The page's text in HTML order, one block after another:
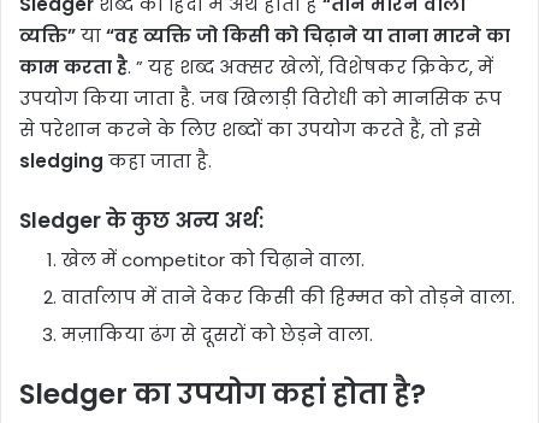
व्यक्ति”या“वह व्यक्ति जो किसी को चिढ़ाने या ताना मारने का
काम करता है. ” यह शब्द अक्सर खेलों, विशेषकर क्रिकेट, में
उपयोग किया जाता है. जब खिलाड़ी विरोधी को मानसिक रूप
से परेशान करने के लिए शब्दों का उपयोग करते हैं, तो इसे
sledging कहा जाता है.
Sledger के कुछ अन्य अर्थ:
खेल में competitor को चिढ़ाने वाला.
वार्तालाप में ताने देकर किसी की हिम्मत को तोड़ने वाला.
मज़ाकिया ढंग से दूसरों को छेड़ने वाला.
Sledger का उपयोग कहां होता है?